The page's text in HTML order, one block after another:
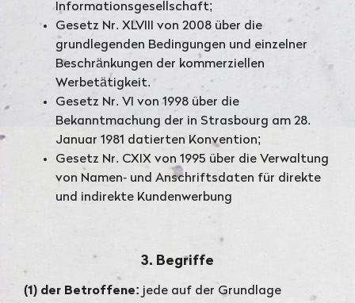
Informationsgesellschaft;
Gesetz Nr. XLVIII von 2008 über die
grundlegenden Bedingungen und einzelner
Beschränkungen der kommerziellen
Werbetätigkeit.
Gesetz Nr. VI von 1998 über die
Bekanntmachung der in Strasbourg am 28.
Januar 1981 datierten Konvention;
Gesetz Nr. CXIX von 1995 über die Verwaltung
von Namen- und Anschriftsdaten für direkte
und indirekte Kundenwerbung
3. Begriffe
(1) der Betroffene: jede auf der Grundlage